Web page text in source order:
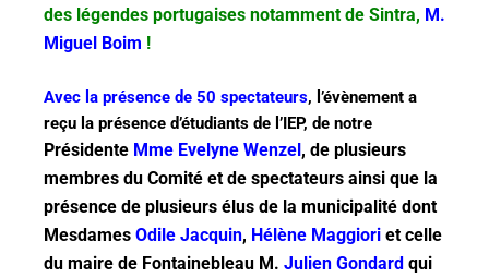
des légendes portugaises notamment de Sintra, M.
Miguel Boim !
Avec la présence de 50 spectateurs, l’évènement a
reçu la présence d’étudiants de l’IEP, de notre
Présidente Mme Evelyne Wenzel , de plusieurs
membres du Comité et de spectateurs ainsi que la
présence de plusieurs élus de la municipalité dont
Mesdames Odile Jacquin, Hélène Maggiori et celle
du maire de Fontainebleau M. Julien Gondard qui